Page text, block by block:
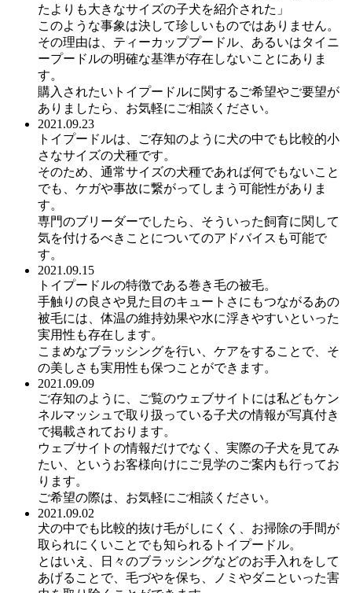
たよりも大きなサイズの子犬を紹介された」
このような事象は決して珍しいものではありません。
その理由は、ティーカッププードル、あるいはタイニ
ープードルの明確な基準が存在しないことにありま
す。
購入されたいトイプードルに関するご希望やご要望が
ありましたら、お気軽にご相談ください。
2021.09.23
トイプードルは、ご存知のように犬の中でも比較的小
さなサイズの犬種です。
そのため、通常サイズの犬種であれば何でもないこと
でも、ケガや事故に繋がってしまう可能性がありま
す。
専門のブリーダーでしたら、そういった飼育に関して
気を付けるべきことについてのアドバイスも可能で
す。
2021.09.15
トイプードルの特徴である巻き毛の被毛。
手触りの良さや見た目のキュートさにもつながるあの
被毛には、体温の維持効果や水に浮きやすいといった
実用性も存在します。
こまめなブラッシングを行い、ケアをすることで、そ
の美しさも実用性も保つことができます。
2021.09.09
ご存知のように、ご覧のウェブサイトには私どもケン
ネルマッシュで取り扱っている子犬の情報が写真付き
で掲載されております。
ウェブサイトの情報だけでなく、実際の子犬を見てみ
たい、というお客様向けにご見学のご案内も行ってお
ります。
ご希望の際は、お気軽にご相談ください。
2021.09.02
犬の中でも比較的抜け毛がしにくく、お掃除の手間が
取られにくいことでも知られるトイプードル。
とはいえ、日々のブラッシングなどのお手入れをして
あげることで、毛づやを保ち、ノミやダニといった害